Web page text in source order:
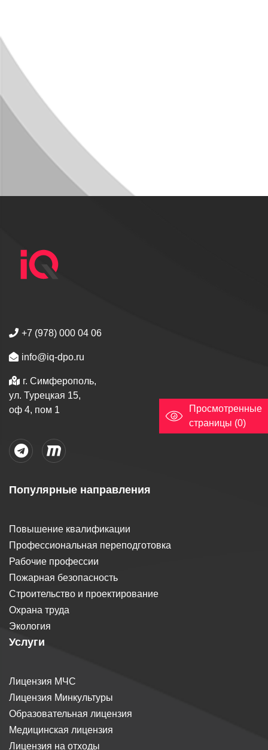
+7 (978) 000 04 06
info@iq-dpo.ru
г. Симферополь,
ул. Турецкая 15,
оф 4, пом 1
Популярные направления
Повышение квалификации
Профессиональная переподготовка
Рабочие профессии
Пожарная безопасность
Строительство и проектирование
Охрана труда
Экология
Услуги
Лицензия МЧС
Лицензия Минкультуры
Образовательная лицензия
Медицинская лицензия
Лицензия на отходы
Просмотренные
страницы (0)